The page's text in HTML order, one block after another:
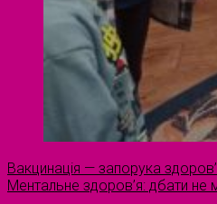
Вакцинація — запорука
Ментальне здоров’я: дбати не